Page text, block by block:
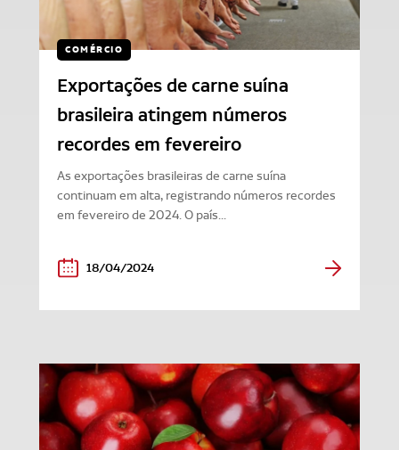
COMÉRCIO
Exportações de carne suína
brasileira atingem números
recordes em fevereiro
As exportações brasileiras de carne suína
continuam em alta, registrando números recordes
em fevereiro de 2024. O país...
18/04/2024